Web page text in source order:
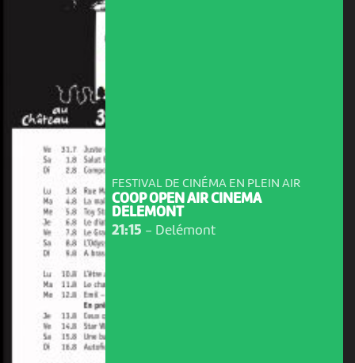
FESTIVAL DE CINÉMA EN PLEIN AIR
COOP OPEN AIR CINEMA
DELEMONT
21:15 - Delémont